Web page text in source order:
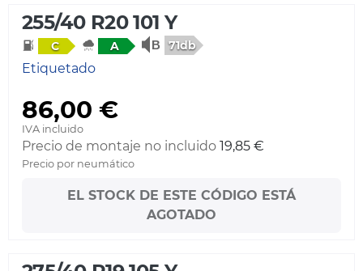
255/40 R20 101 Y
C A 71db
Etiquetado
86,00 €
IVA incluido
Precio de montaje no incluido 19,85 €
Precio por neumático
EL STOCK DE ESTE CÓDIGO ESTÁ
AGOTADO